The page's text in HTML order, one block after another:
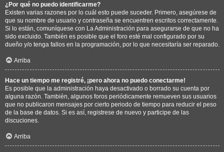
¿Por qué no puedo identificarme?
Existen varias razones por lo cuál esto puede suceder. Primero, asegúrese de
que su nombre de usuario y contraseña se encuentren escritos correctamente.
Si lo están, comuníquese con La Administración para asegurarse de que no ha
sido excluido. También es posible que el foro esté mal configurado por su
dueño y/o tenga fallos en la programación, por lo que necesitaría ser reparado.
Arriba
Hace un tiempo me registré, ¡pero ahora no puedo conectarme!
Es posible que la administración haya desactivado o borrado su cuenta por
alguna razón. También, algunos foros periódicamente remueven sus usuarios
que no publicaron mensajes por cierto periodo de tiempo para reducir el peso
de la base de datos. Si es así, registrese de nuevo y participe de las
discuciones.
Arriba